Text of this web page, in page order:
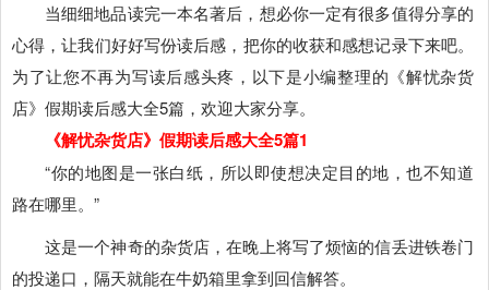
当细细地品读完一本名著后，想必你一定有很多值得分享的
心得，让我们好好写份读后感，把你的收获和感想记录下来吧。
为了让您不再为写读后感头疼，以下是小编整理的《解忧杂货
店》假期读后感大全5篇，欢迎大家分享。
《解忧杂货店》假期读后感大全5篇1
“你的地图是一张白纸，所以即使想决定目的地，也不知道
路在哪里。”
这是一个神奇的杂货店，在晚上将写了烦恼的信丢进铁卷门
的投递口，隔天就能在牛奶箱里拿到回信解答。